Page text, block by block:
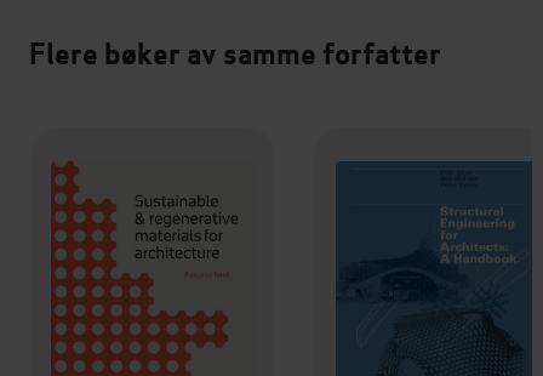
Flere bøker av samme forfatter